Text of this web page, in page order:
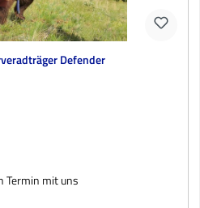
Defender
Termin mit uns